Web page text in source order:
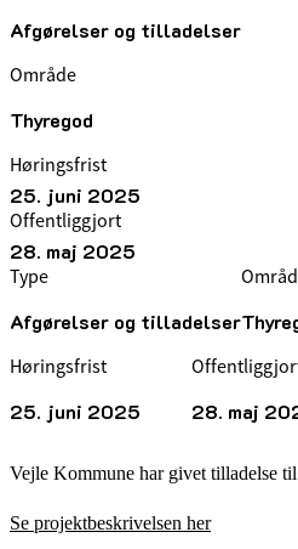
Afgørelser og tilladelser
Område
Thyregod
Høringsfrist
25. juni 2025
Offentliggjort
28. maj 2025
Type
Afgørelser og tilladelser
Høringsfrist
25. juni 2025 28. maj
Vejle Kommune har givet tilladelse
Se projektbeskrivelsen her